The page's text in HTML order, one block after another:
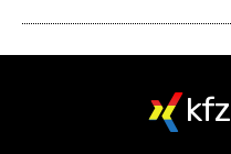
kfz